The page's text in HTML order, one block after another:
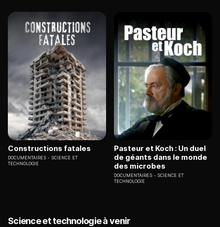
Constructions fatales
DOCUMENTAIRES
SCIENCE ET
TECHNOLOGIE
Pasteur et Koch : Un duel
de géants dans le monde
des microbes
DOCUMENTAIRES
SCIENCE ET
TECHNOLOGIE
Science et technologie à venir